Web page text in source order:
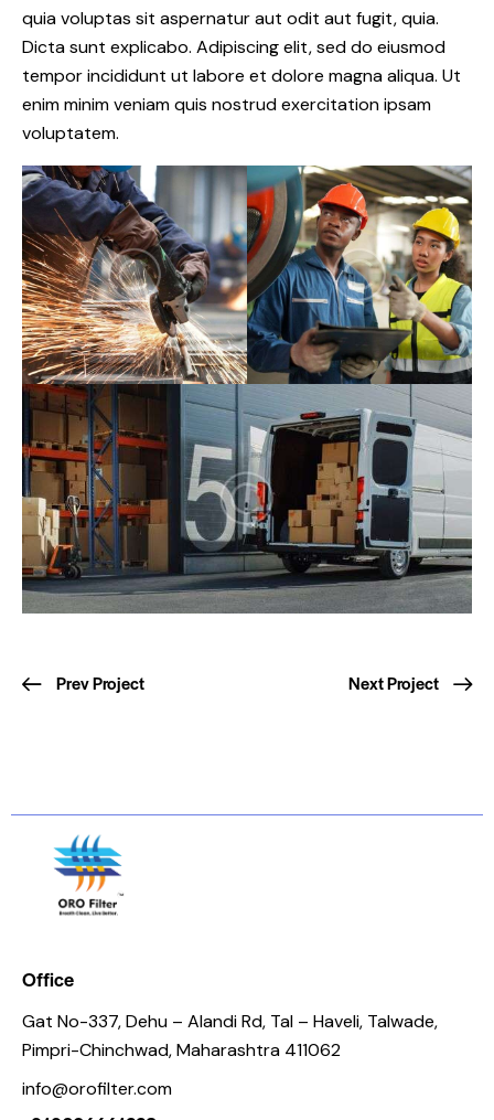
quia voluptas sit aspernatur aut odit aut fugit, quia.
Dicta sunt explicabo. Adipiscing elit, sed do eiusmod
tempor incididunt ut labore et dolore magna aliqua. Ut
enim minim veniam quis nostrud exercitation ipsam
voluptatem.
Prev Project Next Project
Office
Gat No-337, Dehu – Alandi Rd, Tal – Haveli, Talwade,
Pimpri-Chinchwad, Maharashtra 411062
info@orofilter.com